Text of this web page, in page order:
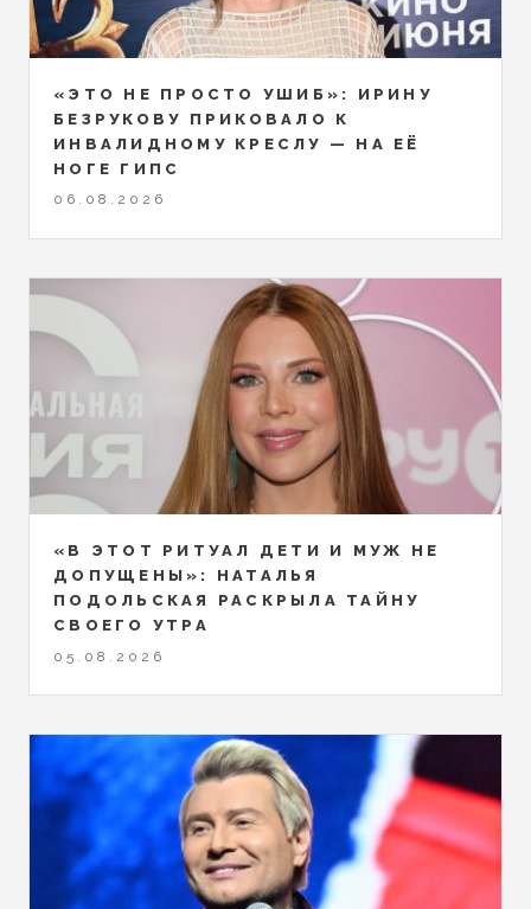
«ЭТО НЕ ПРОСТО УШИБ»: ИРИНУ
БЕЗРУКОВУ ПРИКОВАЛО К
ИНВАЛИДНОМУ КРЕСЛУ — НА ЕЁ
НОГЕ ГИПС
06.08.2026
«В ЭТОТ РИТУАЛ ДЕТИ И МУЖ НЕ
ДОПУЩЕНЫ»: НАТАЛЬЯ
ПОДОЛЬСКАЯ РАСКРЫЛА ТАЙНУ
СВОЕГО УТРА
05.08.2026